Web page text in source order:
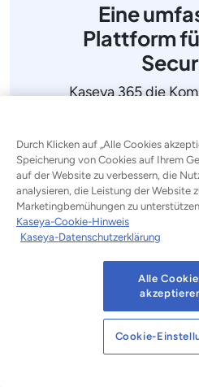
Eine
Plattform
Kaseya 365 die
Automatisierung
nahtlose
Funktionen
Betrieb, erhöht die
steigert die
Demo
Entdecken Sie
Durch Klicken auf „Alle Cookies
Speicherung von Cookies auf Ihrem
auf der Website zu verbessern, die
analysieren, die Leistung der Website
Marketingbemühungen zu unterstützen.
Kaseya-Cookie-Hinweis
Kaseya-Datenschutzerklärung
Alle
Cookie-